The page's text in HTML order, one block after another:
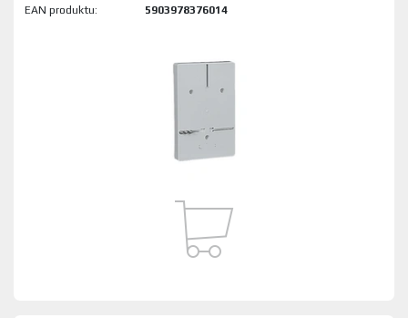
EAN produktu:
5903978376014